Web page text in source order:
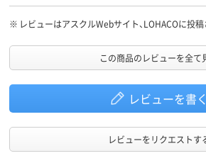
※ レビューはアスクルWebサイト、LOHACOに投稿
この商品のレビューを全て
レビューを書く
レビューをリクエストす